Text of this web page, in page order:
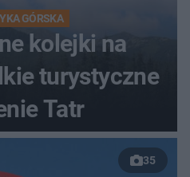
GÓRSKA
kolejki na
turystyczne
Tatr
35